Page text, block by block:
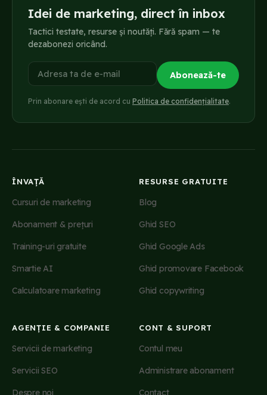
Idei de marketing, direct în inbox
Tactici testate, resurse și noutăți. Fără spam — te
dezabonezi oricând.
Adresa ta de e-mail Abonează-te
Prin abonare ești de acord cu Politica de confidențialitate.
ÎNVAȚĂ
Cursuri de marketing
Abonament & prețuri
Training-uri gratuite
Smartie AI
Calculatoare marketing
RESURSE GRATUITE
Blog
Ghid SEO
Ghid Google Ads
Ghid promovare Facebook
Ghid copywriting
AGENȚIE & COMPANIE
Servicii de marketing
Servicii SEO
Despre noi
CONT & SUPORT
Contul meu
Administrare abonament
Contact